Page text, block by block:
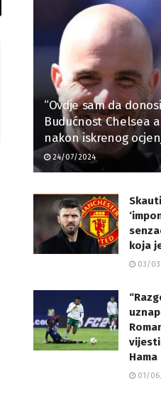
“Ovdje sam da
Budućnost Chelsea
nakon iskrenog
24/07/2024
koja
03/
vijesti
Hama
01/